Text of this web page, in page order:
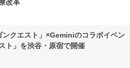
改革
クエスト」×Geminiのコラボイベン
ト」を渋谷・原宿で開催